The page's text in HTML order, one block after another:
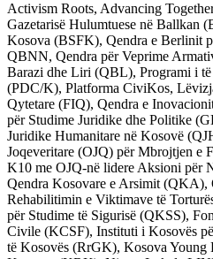
Activism Roots, Advancing
Gazetarisë Hulumtuese në Ballkan
Kosova (BSFK), Qendra e Berlinit
QBNN, Qendra për Veprime
Barazi dhe Liri (QBL), Programi i
(PDC/K), Platforma CiviKos,
Qytetare (FIQ), Qendra e
për Studime Juridike dhe Politike
Juridike Humanitare në Kosovë
Joqeveritare (OJQ) për Mbrojtjen
K10 me OJQ-në lidere Aksioni për
Qendra Kosovare e Arsimit (QKA),
Rehabilitimin e Viktimave të
për Studime të Sigurisë (QKSS),
Civile (KCSF), Instituti i Kosovës
të Kosovës (RrGK), Kosova